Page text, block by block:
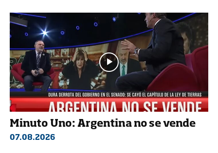
Minuto Uno: Argentina no se vende
07.08.2026